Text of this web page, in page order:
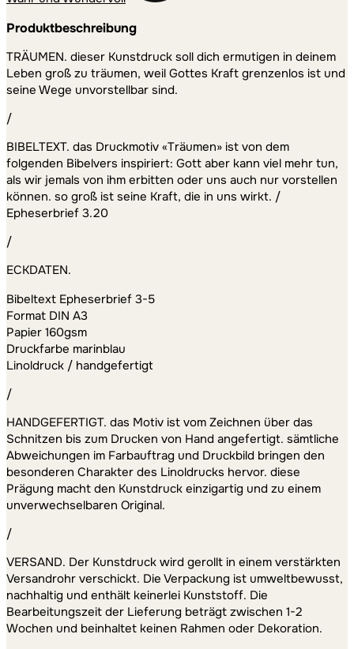
Produktbeschreibung
TRÄUMEN. dieser Kunstdruck soll dich ermutigen in deinem
Leben groß zu träumen, weil Gottes Kraft grenzenlos ist und
seine Wege unvorstellbar sind.
/
BIBELTEXT. das Druckmotiv «Träumen» ist von dem
folgenden Bibelvers inspiriert: Gott aber kann viel mehr tun,
als wir jemals von ihm erbitten oder uns auch nur vorstellen
können. so groß ist seine Kraft, die in uns wirkt. /
Epheserbrief 3.20
/
ECKDATEN.
Bibeltext Epheserbrief 3-5
Format DIN A3
Papier 160gsm
Druckfarbe marinblau
Linoldruck / handgefertigt
/
HANDGEFERTIGT. das Motiv ist vom Zeichnen über das
Schnitzen bis zum Drucken von Hand angefertigt. sämtliche
Abweichungen im Farbauftrag und Druckbild bringen den
besonderen Charakter des Linoldrucks hervor. diese
Prägung macht den Kunstdruck einzigartig und zu einem
unverwechselbaren Original.
/
VERSAND. Der Kunstdruck wird gerollt in einem verstärkten
Versandrohr verschickt. Die Verpackung ist umweltbewusst,
nachhaltig und enthält keinerlei Kunststoff. Die
Bearbeitungszeit der Lieferung beträgt zwischen 1-2
Wochen und beinhaltet keinen Rahmen oder Dekoration.